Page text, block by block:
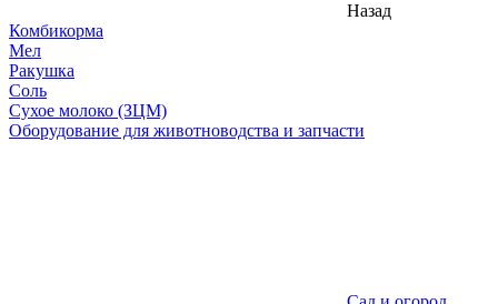
Назад
Комбикорма
Мел
Ракушка
Соль
Сухое молоко (ЗЦМ)
Оборудование для животноводства и запчасти